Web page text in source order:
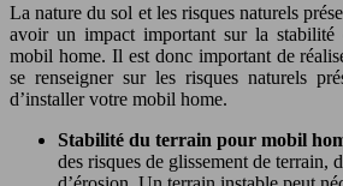
La nature du sol et les risques naturels
avoir un impact important sur la
mobil home. Il est donc important de
se renseigner sur les risques naturels
d’installer votre mobil home.
Stabilité du terrain pour mobil
des risques de glissement de terrain,